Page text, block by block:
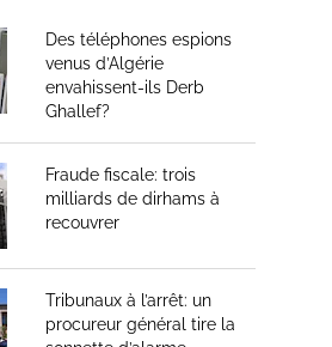
Des téléphones espions
venus d’Algérie
envahissent-ils Derb
Ghallef?
Fraude fiscale: trois
milliards de dirhams à
recouvrer
Tribunaux à l’arrêt: un
procureur général tire la